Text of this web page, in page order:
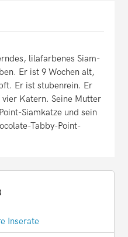
lilafarbenes Siam-
Er ist 9 Wochen alt,
Er ist stubenrein. Er
Katern. Seine Mutter
Siamkatze und sein
Tabby-Point-
Inserate